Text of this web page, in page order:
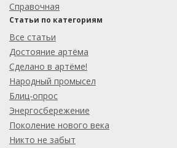
Справочная
Статьи по категориям
Все статьи
Достояние артёма
Сделано в артёме!
Народный промысел
Блиц-опрос
Энергосбережение
Поколение нового века
Никто не забыт